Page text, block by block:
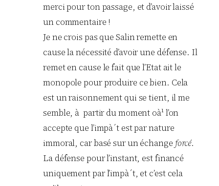
merci pour ton passage, et d’avoir laissé
un commentaire !
Je ne crois pas que Salin remette en
cause la nécessité d’avoir une défense. Il
remet en cause le fait que l’Etat ait le
monopole pour produire ce bien. Cela
est un raisonnement qui se tient, il me
semble, à partir du moment oà¹ l’on
accepte que l’impà´t est par nature
immoral, car basé sur un échange forcé.
La défense pour l’instant, est financé
uniquement par l’impà´t, et c’est cela